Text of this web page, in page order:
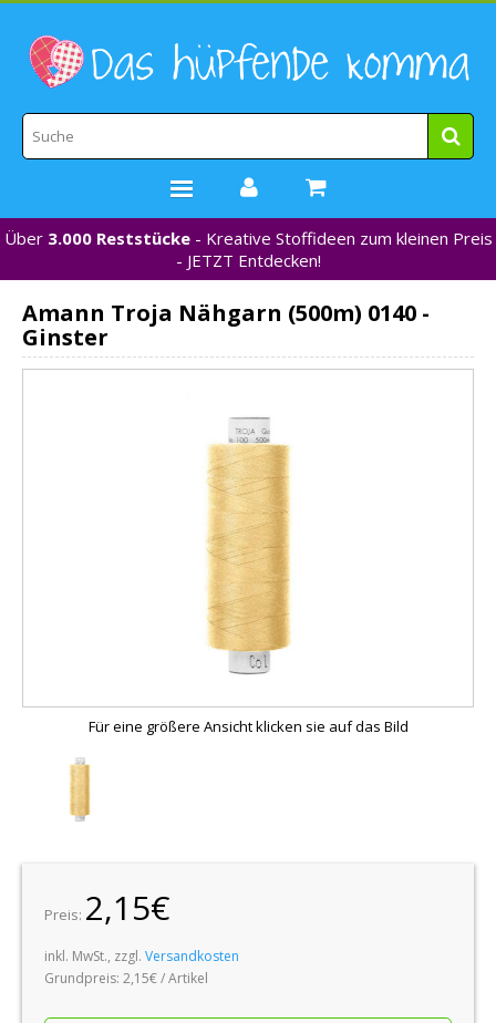
STOFFE
WEBBÄNDER
MARKEN
*NEU*
Über 3.000 Reststücke- Kreative Stoffideen zum kleinen Preis
- JETZT Entdecken!
Amann Troja Nähgarn (500m) 0140 -
Ginster
Für eine größere Ansicht klicken sie auf das Bild
Preis: 2,15€
inkl. MwSt., zzgl.Versandkosten
Grundpreis:2,15€ / Artikel